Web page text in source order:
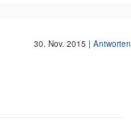
30. Nov. 2015 | Antworten